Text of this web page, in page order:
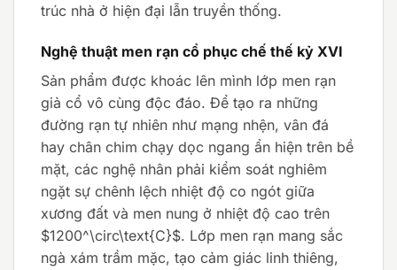
trúc nhà ở hiện đại lẫn truyền thống.
Nghệ thuật men rạn cổ phục chế thế kỷ XVI
Sản phẩm được khoác lên mình lớp men rạn
giả cổ vô cùng độc đáo. Để tạo ra những
đường rạn tự nhiên như mạng nhện, vân đá
hay chân chim chạy dọc ngang ẩn hiện trên bề
mặt, các nghệ nhân phải kiểm soát nghiêm
ngặt sự chênh lệch nhiệt độ co ngót giữa
xương đất và men nung ở nhiệt độ cao trên
$1200^\circ\text{C}$. Lớp men rạn mang sắc
ngà xám trầm mặc, tạo cảm giác linh thiêng,